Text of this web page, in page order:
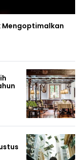
Mengoptimalkan